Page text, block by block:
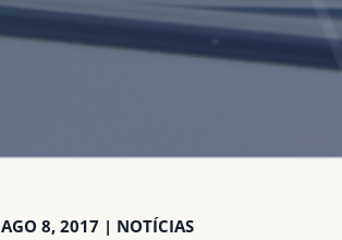
AGO 8, 2017 | NOTÍCIAS